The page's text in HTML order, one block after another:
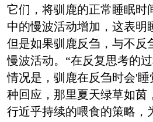
它们，将驯鹿的正常睡眠时
中的慢波活动增加，这表
但是如果驯鹿反刍，与不反
慢波活动。“在反复思考的
情况是，驯鹿在反刍时会'
种回应，那里夏天绿草如茵
行近乎持续的喂食的策略，